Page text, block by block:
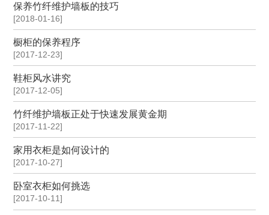
保养竹纤维护墙板的技巧
[2018-01-16]
橱柜的保养程序
[2017-12-23]
鞋柜风水讲究
[2017-12-05]
竹纤维护墙板正处于快速发展黄金期
[2017-11-22]
家用衣柜是如何设计的
[2017-10-27]
卧室衣柜如何挑选
[2017-10-11]